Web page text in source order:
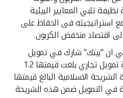
الآليتلبي المعايير البيئية
استراتيجيته فى الحفاظ على
اقتصاد منخفض الكربون.
ان "بيتك" شارك في تمويل
المشروع الذي يعد اكبر صفقة تمويل تجاري بلغت قيمتها 1.2
الشريحة الاسلامية البالغ قيمتها
في التمويل ضمن هذه الشريحة